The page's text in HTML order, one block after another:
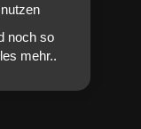
noch so
mehr..